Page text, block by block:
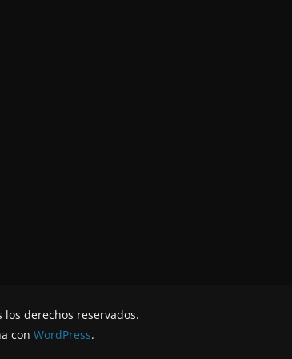
los derechos reservados.
con WordPress.